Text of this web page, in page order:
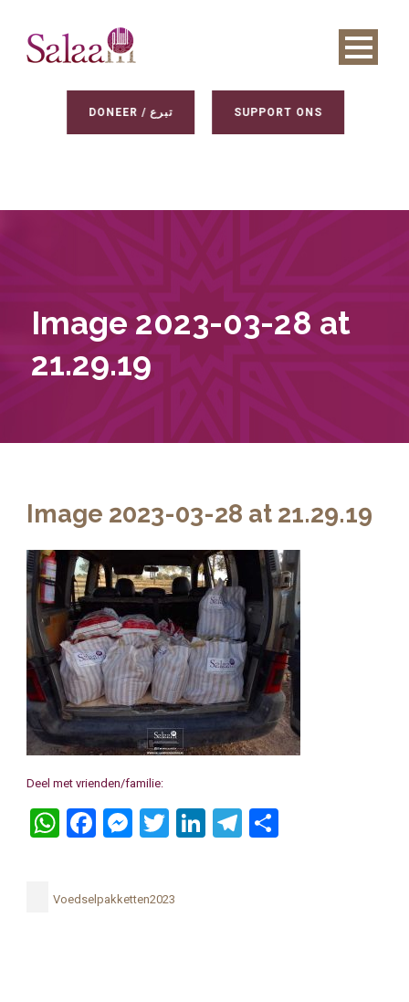
DONEER / تبرع SUPPORT ONS
Image 2023-03-28 at
21.29.19
Image 2023-03-28 at 21.29.19
Deel met vrienden/familie:
WhatsApp
Facebook
Messenger
Twitter
LinkedIn
Telegram
Voedselpakketten2023